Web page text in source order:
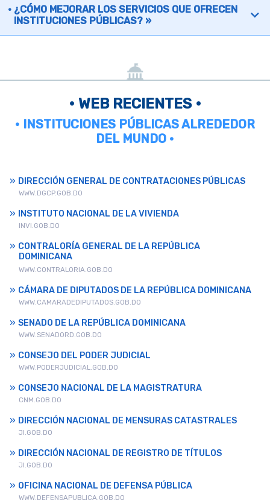
¿CÓMO MEJORAR LOS SERVICIOS QUE OFRECEN
INSTITUCIONES PÚBLICAS? »
• WEB RECIENTES •
• INSTITUCIONES PÚBLICAS ALREDEDOR
DEL MUNDO •
DIRECCIÓN GENERAL DE CONTRATACIONES PÚBLICAS
WWW.DGCP.GOB.DO
INSTITUTO NACIONAL DE LA VIVIENDA
INVI.GOB.DO
CONTRALORÍA GENERAL DE LA REPÚBLICA
DOMINICANA
WWW.CONTRALORIA.GOB.DO
CÁMARA DE DIPUTADOS DE LA REPÚBLICA DOMINICANA
WWW.CAMARADEDIPUTADOS.GOB.DO
SENADO DE LA REPÚBLICA DOMINICANA
WWW.SENADORD.GOB.DO
CONSEJO DEL PODER JUDICIAL
WWW.PODERJUDICIAL.GOB.DO
CONSEJO NACIONAL DE LA MAGISTRATURA
CNM.GOB.DO
DIRECCIÓN NACIONAL DE MENSURAS CATASTRALES
JI.GOB.DO
DIRECCIÓN NACIONAL DE REGISTRO DE TÍTULOS
JI.GOB.DO
OFICINA NACIONAL DE DEFENSA PÚBLICA
WWW.DEFENSAPUBLICA.GOB.DO